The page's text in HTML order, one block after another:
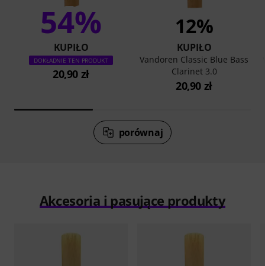
54%
KUPIŁO
DOKŁADNIE TEN PRODUKT
20,90 zł
12%
KUPIŁO
Vandoren Classic Blue Bass
Clarinet 3.0
20,90 zł
porównaj
Akcesoria i pasujące produkty